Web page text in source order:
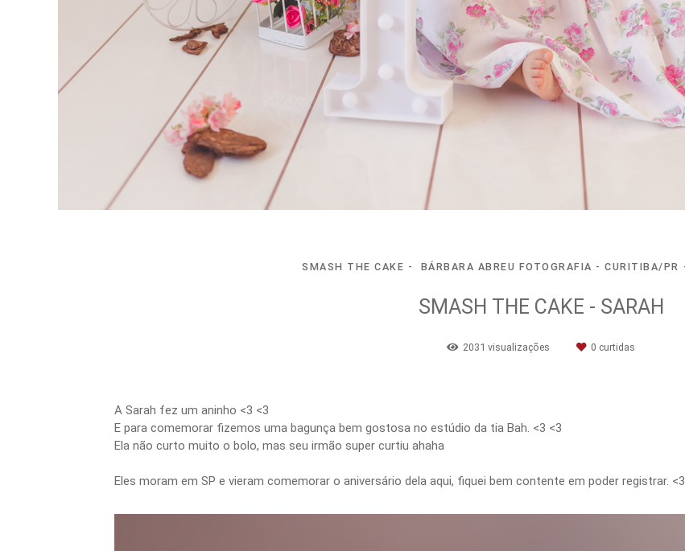
SMASH THE CAKE BÁRBARA ABREU FOTOGRAFIA - CURITIBA/PR
SMASH THE CAKE - SARAH
2031 visualizações 0 curtidas
A Sarah fez um aninho <3 <3
E para comemorar fizemos uma bagunça bem gostosa no estúdio da tia Bah. <3 <3
Ela não curto muito o bolo, mas seu irmão super curtiu ahaha
Eles moram em SP e vieram comemorar o aniversário dela aqui, fiquei bem contente em poder registrar. <3